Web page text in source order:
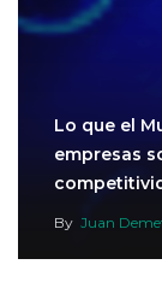
Lo que el
empresas
By Juan